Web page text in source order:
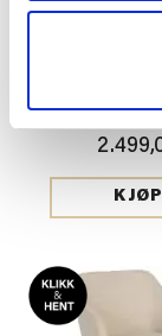
KJØP